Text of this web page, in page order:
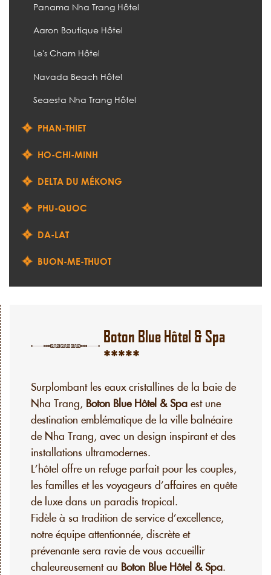
Panama Nha Trang Hôtel
Aaron Boutique Hôtel
Le's Cham Hôtel
Navada Beach Hôtel
Seaesta Nha Trang Hôtel
PHAN-THIET
HO-CHI-MINH
DELTA DU MÉKONG
PHU-QUOC
DA-LAT
BUON-ME-THUOT
Boton Blue Hôtel & Spa
*****
Surplombant les eaux cristallines de la baie de
Nha Trang, Boton Blue Hôtel & Spa est une
destination emblématique de la ville balnéaire
de Nha Trang, avec un design inspirant et des
installations ultramodernes.
L’hôtel offre un refuge parfait pour les couples,
les familles et les voyageurs d’affaires en quête
de luxe dans un paradis tropical.
Fidèle à sa tradition de service d’excellence,
notre équipe attentionnée, discrète et
prévenante sera ravie de vous accueillir
chaleureusement au Boton Blue Hôtel & Spa.